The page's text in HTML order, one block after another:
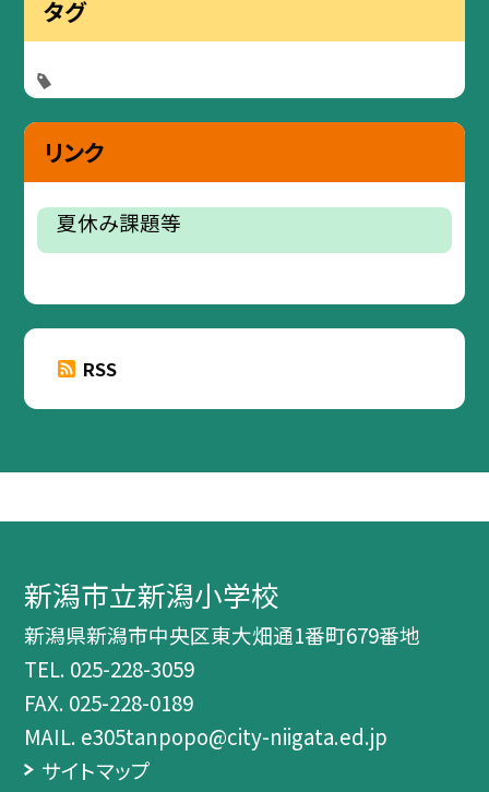
タグ
リンク
夏休み課題等
RSS
新潟市立新潟小学校
新潟県新潟市中央区東大畑通1番町679番地
TEL. 025-228-3059
FAX. 025-228-0189
MAIL. e305tanpopo@city-niigata.ed.jp
サイトマップ